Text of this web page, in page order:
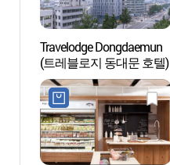
Travelodge Dongdaemun
(트레블로지 동대문 호텔)